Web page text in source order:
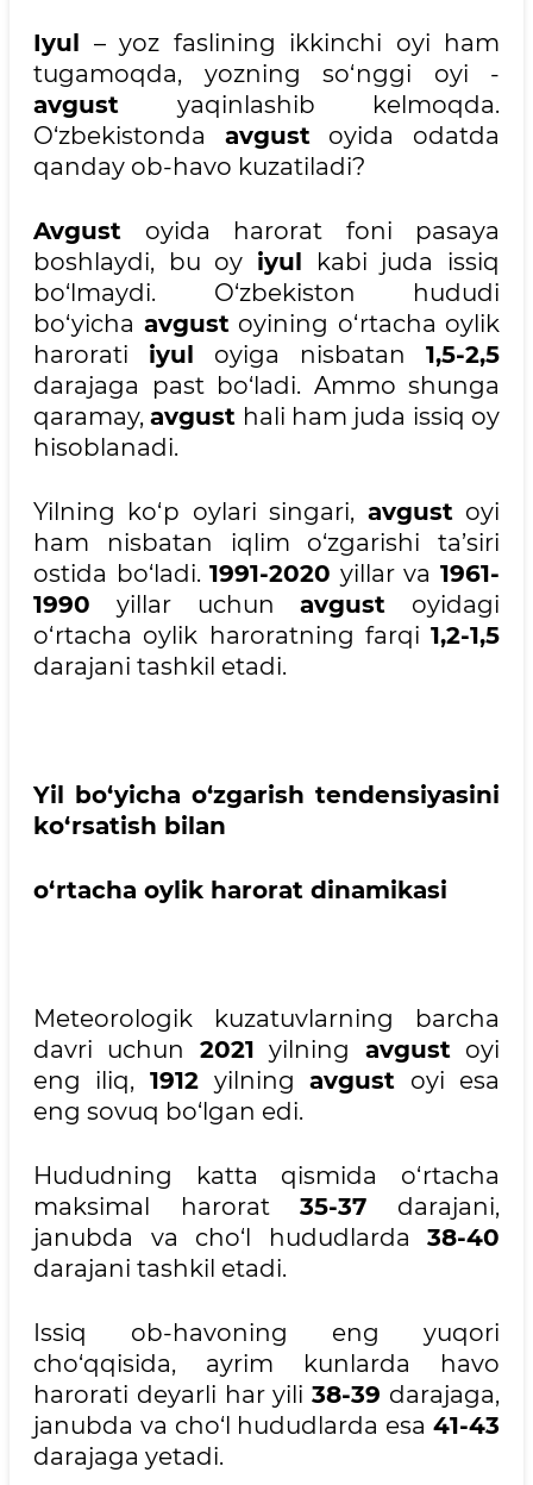
Iyul – yoz faslining ikkinchi oyi ham
tugamoqda, yozning so‘nggi oyi -
avgust yaqinlashib kelmoqda.
O‘zbekistonda avgustoyida odatda
qanday ob-havo kuzatiladi?
Avgust oyida harorat foni pasaya
boshlaydi, bu oy iyul kabi juda issiq
bo‘lmaydi. O‘zbekiston hududi
bo‘yicha avgustoyining o‘rtacha oylik
harorati iyul oyiga nisbatan 1,5-2,5
darajaga past bo‘ladi. Ammo shunga
qaramay,avgust hali ham juda issiq oy
hisoblanadi.
Yilning ko‘p oylari singari, avgustoyi
ham nisbatan iqlim o‘zgarishi ta’siri
ostida bo‘ladi.1991-2020 yillar va1961-
1990 yillar uchunavgust oyidagi
o‘rtacha oylik haroratning farqi 1,2-1,5
darajani tashkil etadi.
Yil bo‘yicha o‘zgarish tendensiyasini
ko‘rsatish bilan
o‘rtacha oylik harorat dinamikasi
Meteorologik kuzatuvlarning barcha
davri uchun 2021 yilning avgustoyi
eng iliq, 1912yilningavgust oyi esa
eng sovuq bo‘lgan edi.
Hududning katta qismida o‘rtacha
maksimal harorat35-37 darajani,
janubda va cho‘l hududlarda 38-40
darajani tashkil etadi.
Issiq ob-havoning eng yuqori
cho‘qqisida, ayrim kunlarda havo
harorati deyarli har yili38-39 darajaga,
janubda va cho‘l hududlarda esa 41-43
darajaga yetadi.